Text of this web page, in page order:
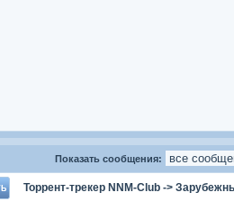
Показать сообщения:
Торрент-трекер NNM-Club ->